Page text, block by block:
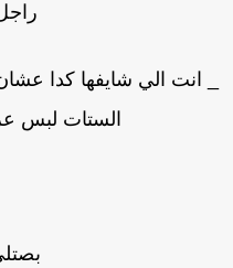
راجل
انت الي شايفها كدا
الستات لبس